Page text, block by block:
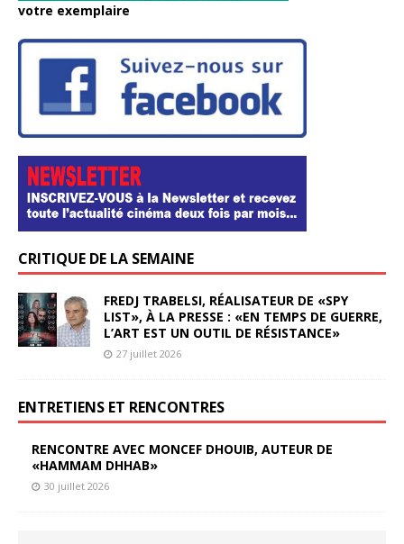
votre exemplaire
CRITIQUE DE LA SEMAINE
FREDJ TRABELSI, RÉALISATEUR DE «SPY
LIST», À LA PRESSE : «EN TEMPS DE GUERRE,
L’ART EST UN OUTIL DE RÉSISTANCE»
27 juillet 2026
ENTRETIENS ET RENCONTRES
RENCONTRE AVEC MONCEF DHOUIB, AUTEUR DE
«HAMMAM DHHAB»
30 juillet 2026